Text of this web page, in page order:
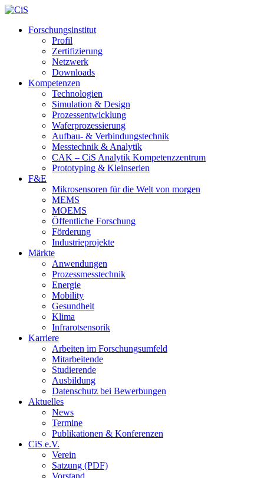
Forschungsinstitut
Profil
Zertifizierung
Netzwerk
Downloads
Kompetenzen
Technologien
Simulation & Design
Prozessentwicklung
Waferprozessierung
Aufbau- & Verbindungstechnik
Messtechnik & Analytik
CAK – CiS Analytik Kompetenzzentrum
Prototyping & Kleinserien
F&E
Mikrosensoren für die Welt von morgen
MEMS
MOEMS
Öffentliche Forschung
Förderung
Industrieprojekte
Märkte
Anwendungen
Prozessmesstechnik
Energie
Mobility
Gesundheit
Klima
Infrarotsensorik
Karriere
Arbeiten im Forschungsumfeld
Mitarbeitende
Studierende
Ausbildung
Datenschutz bei Bewerbungen
Aktuelles
News
Termine
Publikationen & Konferenzen
CiS e.V.
Verein
Satzung (PDF)
Vorstand